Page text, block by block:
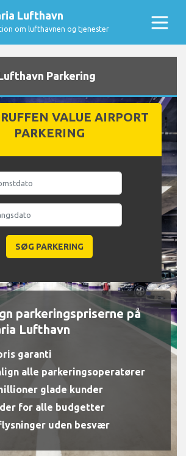
Lufthavn
om lufthavnen og tjenester
Parkering
VALUE AIRPORT
PARKERING
parkeringspriserne på
Lufthavn
garanti
alle parkeringsoperatører
glade kunder
for alle budgetter
uden besvær